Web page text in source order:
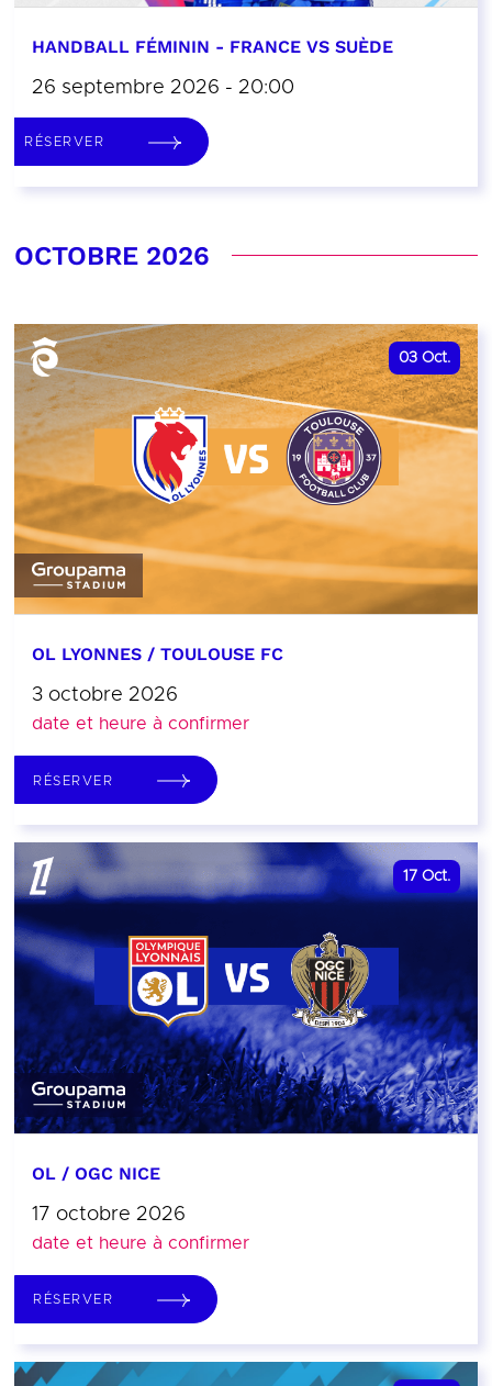
HANDBALL FÉMININ - FRANCE VS SUÈDE
26 septembre 2026 - 20:00
RÉSERVER
OCTOBRE 2026
03 Oct.
OL LYONNES / TOULOUSE FC
3 octobre 2026
date et heure à confirmer
RÉSERVER
17 Oct.
OL / OGC NICE
17 octobre 2026
date et heure à confirmer
RÉSERVER